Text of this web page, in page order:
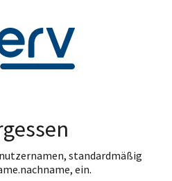
standardmäßig
ein.